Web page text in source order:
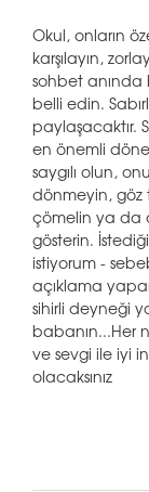
Okul, onların
karşılayın,
sohbet anında
belli edin.
paylaşacaktır.
en önemli
saygılı olun,
dönmeyin, göz
çömelin ya da
gösterin.
istiyorum -
açıklama
sihirli deyneği
babanın...Her
ve sevgi ile iyi
olacaksınız